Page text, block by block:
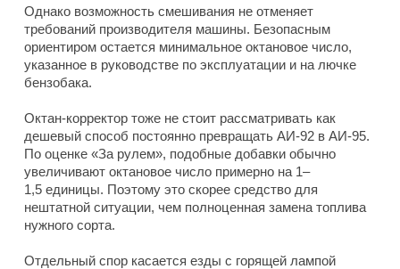
Однако возможность смешивания не отменяет
требований производителя машины. Безопасным
ориентиром остается минимальное октановое число,
указанное в руководстве по эксплуатации и на лючке
бензобака.
Октан-корректор тоже не стоит рассматривать как
дешевый способ постоянно превращать АИ-92 в АИ-95.
По оценке «За рулем», подобные добавки обычно
увеличивают октановое число примерно на 1–
1,5 единицы. Поэтому это скорее средство для
нештатной ситуации, чем полноценная замена топлива
нужного сорта.
Отдельный спор касается езды с горящей лампой